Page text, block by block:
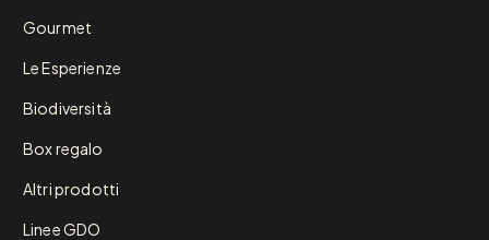
Gourmet
Le Esperienze
Biodiversità
Box regalo
Altri prodotti
Linee GDO